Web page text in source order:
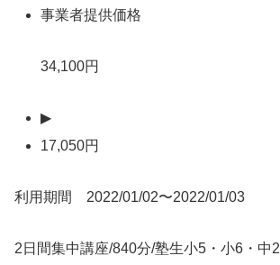
事業者提供価格
34,100円
▶
17,050円
利用期間 2022/01/02〜2022/01/03
2日間集中講座/840分/塾生小5・小6・中